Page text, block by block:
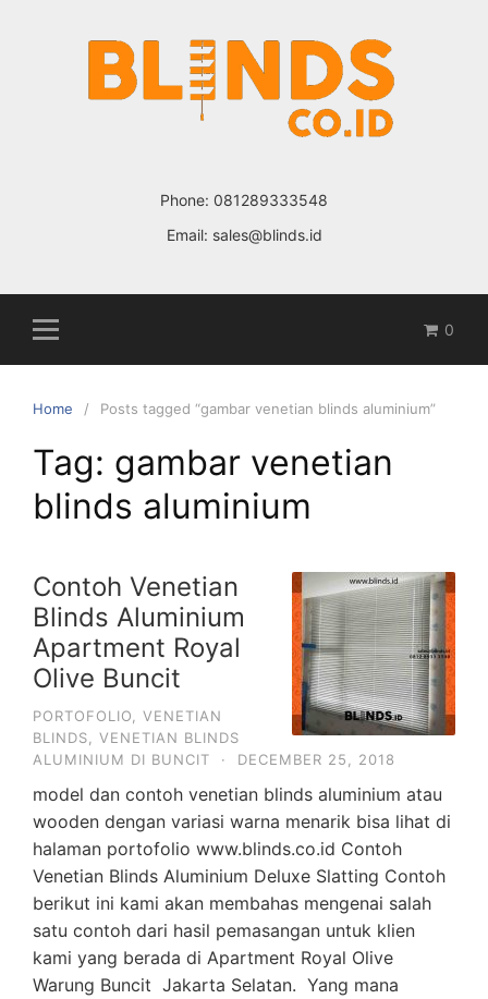
Phone: 081289333548
Email: sales@blinds.id
0
Home Posts tagged “gambar venetian blinds aluminium”
Tag: gambar venetian
blinds aluminium
Contoh Venetian
Blinds Aluminium
Apartment Royal
Olive Buncit
PORTOFOLIO
VENETIAN
BLINDS
VENETIAN BLINDS
ALUMINIUM DI BUNCIT
· DECEMBER 25, 2018
model dan contoh venetian blinds aluminium atau
wooden dengan variasi warna menarik bisa lihat di
halaman portofolio www.blinds.co.id Contoh
Venetian Blinds Aluminium Deluxe Slatting Contoh
berikut ini kami akan membahas mengenai salah
satu contoh dari hasil pemasangan untuk klien
kami yang berada di Apartment Royal Olive
Warung Buncit Jakarta Selatan. Yang mana